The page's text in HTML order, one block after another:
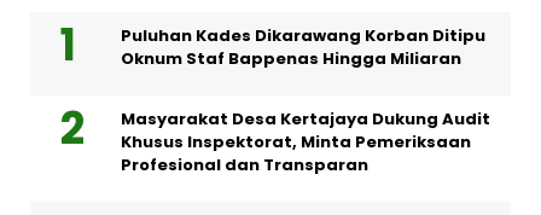
Puluhan Kades Dikarawang Korban Ditipu
Oknum Staf Bappenas Hingga Miliaran
Masyarakat Desa Kertajaya Dukung Audit
Khusus Inspektorat, Minta Pemeriksaan
Profesional dan Transparan